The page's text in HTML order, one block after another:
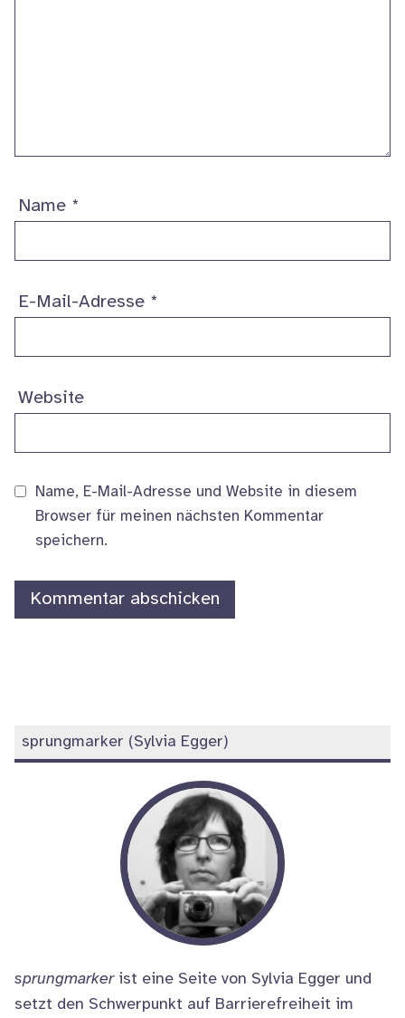
Name *
E-Mail-Adresse *
Website
Name, E-Mail-Adresse und Website in diesem
Browser für meinen nächsten Kommentar
speichern.
Weitere
Informationen
sprungmarker (Sylvia Egger)
sprungmarkerist eine Seite von Sylvia Egger und
setzt den Schwerpunkt auf Barrierefreiheit im